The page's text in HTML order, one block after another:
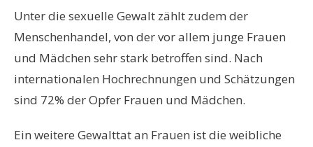
Unter die sexuelle Gewalt zählt zudem der
Menschenhandel, von der vor allem junge Frauen
und Mädchen sehr stark betroffen sind. Nach
internationalen Hochrechnungen und Schätzungen
sind 72% der Opfer Frauen und Mädchen.
Ein weitere Gewalttat an Frauen ist die weibliche